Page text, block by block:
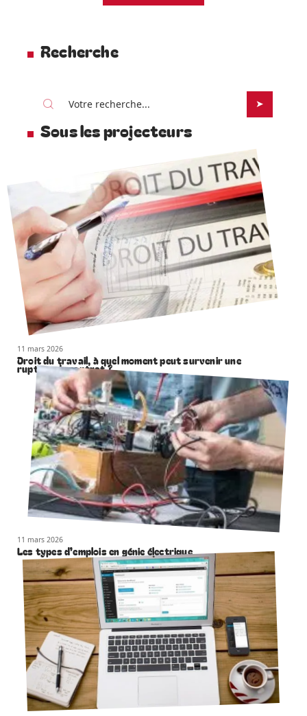
Recherche
Sous les projecteurs
11 mars 2026
Droit du travail, à quel moment peut survenir une
rupture de contrat ?
11 mars 2026
Les types d’emplois en génie électrique